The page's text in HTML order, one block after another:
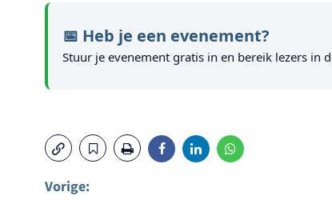
📅 Heb je een evenement?
Stuur je evenement gratis in en bereik lezers in
Vorige: